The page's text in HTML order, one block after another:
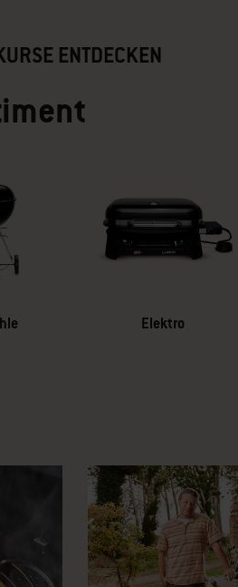
ENTDECKEN
Elektro